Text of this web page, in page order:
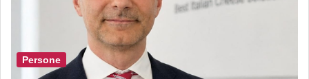
Persone